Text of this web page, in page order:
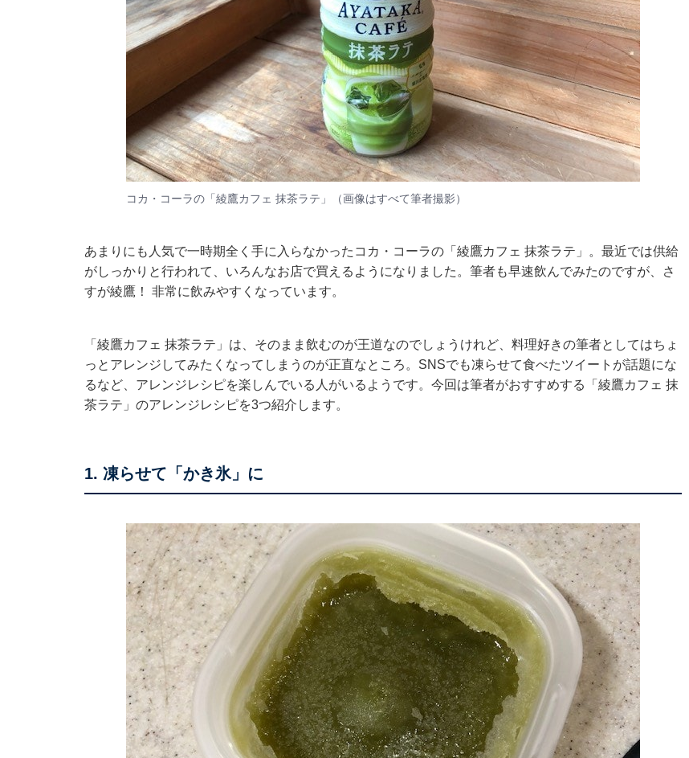
コカ・コーラの「綾鷹カフェ 抹茶ラテ」（画像はすべて筆者撮影）
あまりにも人気で一時期全く手に入らなかったコカ・コーラの「綾鷹カフェ 抹茶ラテ」。最近では供給
がしっかりと行われて、いろんなお店で買えるようになりました。筆者も早速飲んでみたのですが、さ
すが綾鷹！ 非常に飲みやすくなっています。
「綾鷹カフェ 抹茶ラテ」は、そのまま飲むのが王道なのでしょうけれど、料理好きの筆者としてはちょ
っとアレンジしてみたくなってしまうのが正直なところ。SNSでも凍らせて食べたツイートが話題にな
るなど、アレンジレシピを楽しんでいる人がいるようです。今回は筆者がおすすめする「綾鷹カフェ 抹
茶ラテ」のアレンジレシピを3つ紹介します。
1. 凍らせて「かき氷」に